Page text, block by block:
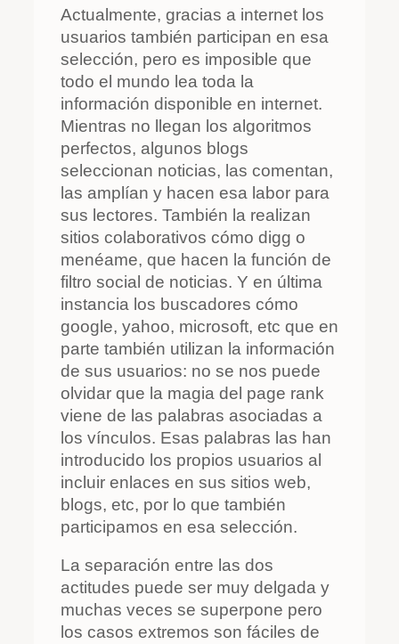
Actualmente, gracias a internet los
usuarios también participan en esa
selección, pero es imposible que
todo el mundo lea toda la
información disponible en internet.
Mientras no llegan los algoritmos
perfectos, algunos blogs
seleccionan noticias, las comentan,
las amplían y hacen esa labor para
sus lectores. También la realizan
sitios colaborativos cómo digg o
menéame, que hacen la función de
filtro social de noticias. Y en última
instancia los buscadores cómo
google, yahoo, microsoft, etc que en
parte también utilizan la información
de sus usuarios: no se nos puede
olvidar que la magia del page rank
viene de las palabras asociadas a
los vínculos. Esas palabras las han
introducido los propios usuarios al
incluir enlaces en sus sitios web,
blogs, etc, por lo que también
participamos en esa selección.
La separación entre las dos
actitudes puede ser muy delgada y
muchas veces se superpone pero
los casos extremos son fáciles de